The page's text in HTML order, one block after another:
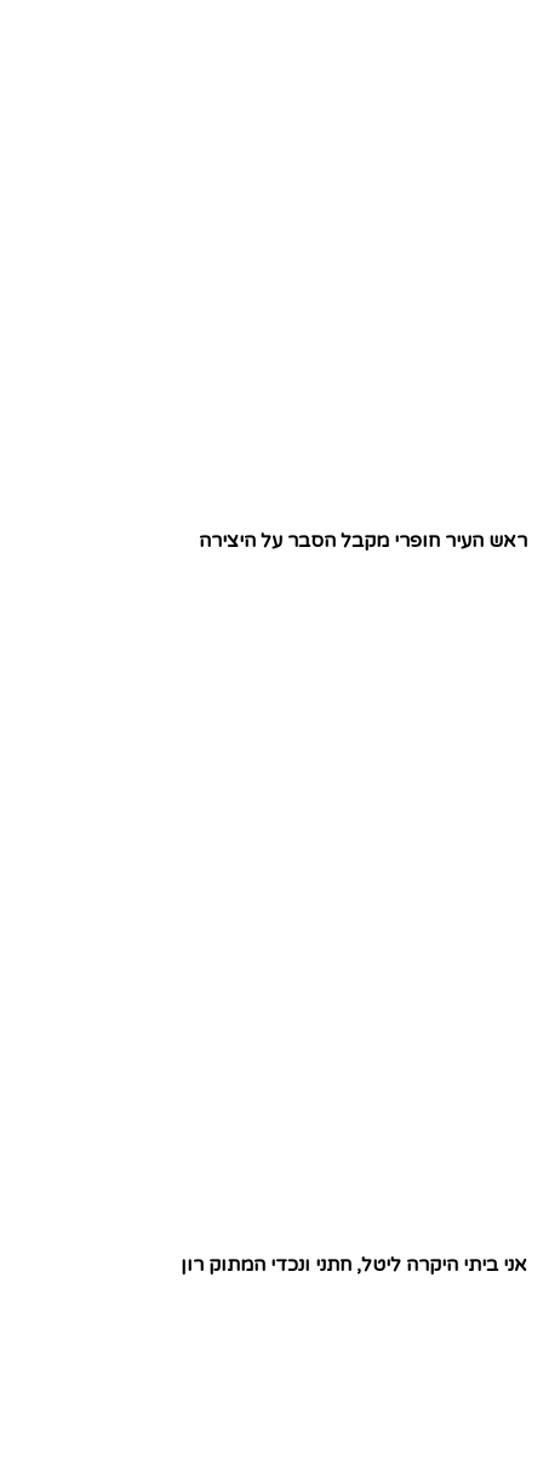
ראש העיר חופרי מקבל הסבר על היצירה
אני ביתי היקרה ליטל, חתני ונכדי המתוק רון